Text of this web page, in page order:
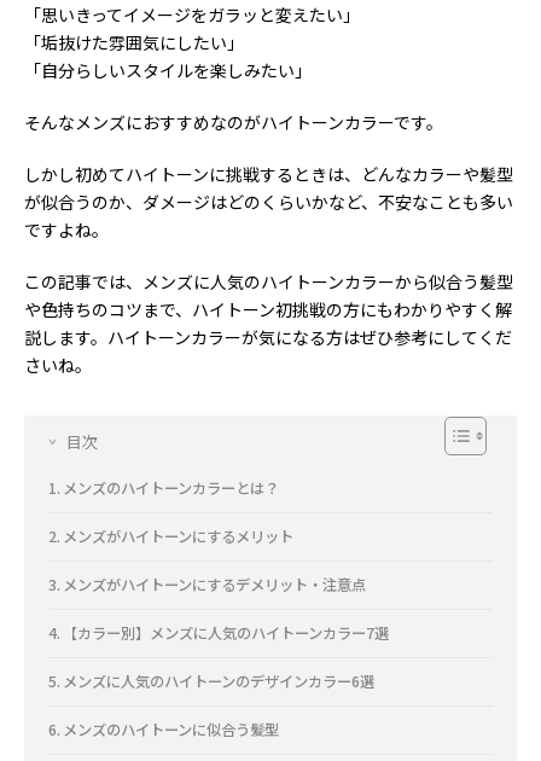
「思いきってイメージをガラッと変えたい」
「垢抜けた雰囲気にしたい」
「自分らしいスタイルを楽しみたい」
そんなメンズにおすすめなのがハイトーンカラーです。
しかし初めてハイトーンに挑戦するときは、どんなカラーや髪型
が似合うのか、ダメージはどのくらいかなど、不安なことも多い
ですよね。
この記事では、メンズに人気のハイトーンカラーから似合う髪型
や色持ちのコツまで、ハイトーン初挑戦の方にもわかりやすく解
説します。ハイトーンカラーが気になる方はぜひ参考にしてくだ
さいね。
目次
メンズのハイトーンカラーとは？
メンズがハイトーンにするメリット
メンズがハイトーンにするデメリット・注意点
【カラー別】メンズに人気のハイトーンカラー7選
メンズに人気のハイトーンのデザインカラー6選
メンズのハイトーンに似合う髪型